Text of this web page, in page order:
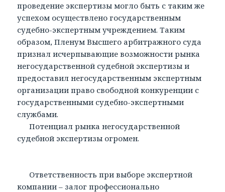
проведение экспертизы могло быть с таким же
успехом осуществлено государственным
судебно-экспертным учреждением. Таким
образом, Пленум Высшего арбитражного суда
признал исчерпывающие возможности рынка
негосударственной судебной экспертизы и
предоставил негосударственным экспертным
организации право свободной конкуренции с
государственными судебно-экспертными
службами.
Потенциал рынка негосударственной
судебной экспертизы огромен.
Ответственность при выборе экспертной
компании – залог профессионально